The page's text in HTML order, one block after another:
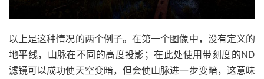
以上是这种情况的两个例子。在第一个图像中，没有定义的
地平线，山脉在不同的高度投影；在此处使用带刻度的ND
滤镜可以成功使天空变暗，但会使山脉进一步变暗，这意味